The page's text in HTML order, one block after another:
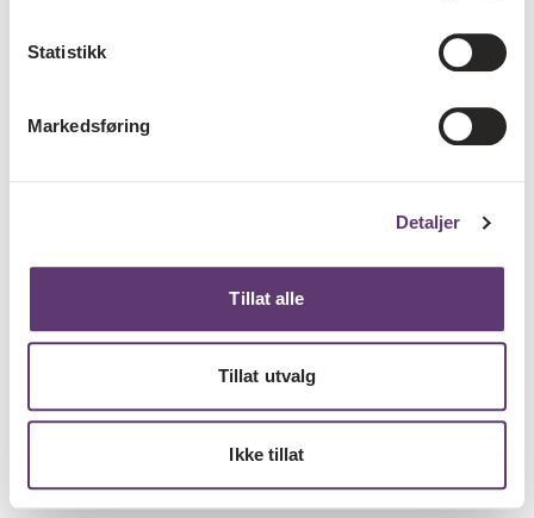
Statistikk
Markedsføring
Detaljer
Tillat alle
Tillat utvalg
Ikke tillat